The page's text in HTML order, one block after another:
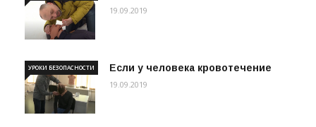
19.09.2019
Если у человека кровотечение
УРОКИ БЕЗОПАСНОСТИ
19.09.2019